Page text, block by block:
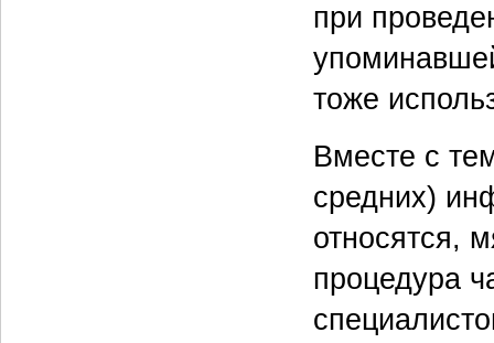
при
тоже
Вместе с
средних)
относятся,
процедура